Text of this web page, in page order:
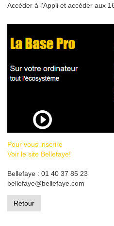
Accéder à l'Appli et accéder aux
Pour vous inscrire
Voir le site Bellefaye!
Bellefaye : 01 40 37 85 23
bellefaye@bellefaye.com
Retour